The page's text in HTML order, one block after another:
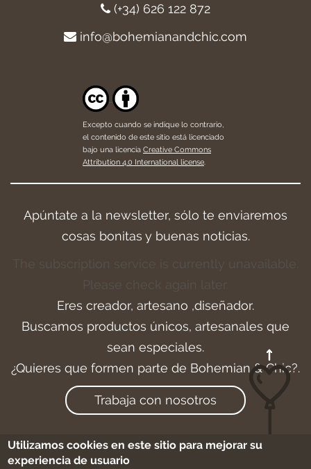
(+34) 626 122 872
info@bohemianandchic.com
Excepto cuando se indique lo contrario,
el contenido de este sitio está licenciado
bajo una licencia Creative Commons
Attribution 4.0 International license.
Apúntate a la newsletter, sólo te enviaremos
cosas bonitas y buenas noticias.
The subscription service is currently unavailable.
Please check again later.
Eres creador, artesano ,diseñador.
Buscamos productos únicos, artesanales que
sean especiales.
¿Quieres que formen parte de Bohemian & Chic?.
Trabaja con nosotros
Aviso legal-Cookies
Utilizamos cookies en este sitio para mejorar su
experiencia de usuario